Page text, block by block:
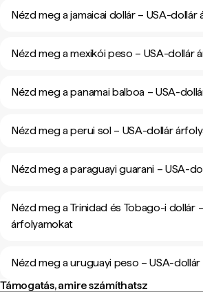
Nézd meg a jamaicai dollár – USA-dollár
Nézd meg a mexikói peso – USA-dollár
Nézd meg a panamai balboa – USA-
Nézd meg a perui sol – USA-dollár
Nézd meg a paraguayi guarani – USA-
Nézd meg a Trinidad és Tobago-i dollár
árfolyamokat
Nézd meg a uruguayi peso – USA-
Támogatás, amire számíthatsz